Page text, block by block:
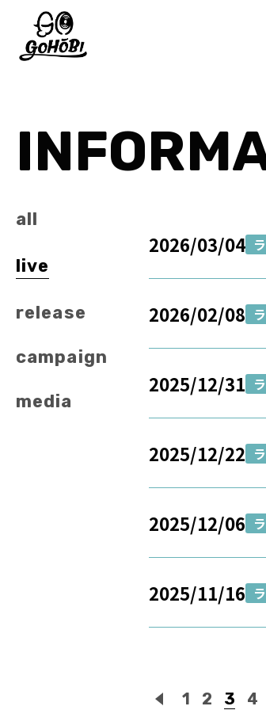
all
live
release
campaign
media
2026/03/04
2026/02/08
2025/12/31
2025/12/22
2025/12/06
2025/11/16
1 2 3 4